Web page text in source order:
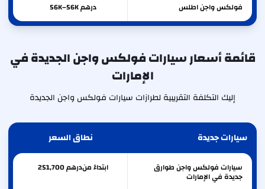
فولكس واجناطلس درهم 56K–56K
قائمة أسعار سيارات فولكس واجن الجديدة في
الإمارات
إليك التكلفة التقريبية لطرازات سيارات فولكس واجن الجديدة
سيارات جديدة نطاق السعر
سيارات فولكس واجن طوارق
جديدة في الإمارات
ابتداءً من 251,700درهم